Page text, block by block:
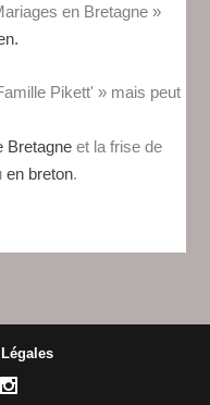
en Bretagne »
Pikett' » mais peut
Bretagne et la frise de
en breton.